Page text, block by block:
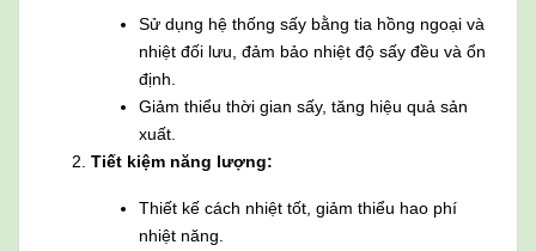
Sử dụng hệ thống sấy bằng tia hồng ngoại và
nhiệt đối lưu, đảm bảo nhiệt độ sấy đều và ổn
định.
Giảm thiểu thời gian sấy, tăng hiệu quả sản
xuất.
Tiết kiệm năng lượng:
Thiết kế cách nhiệt tốt, giảm thiểu hao phí
nhiệt năng.